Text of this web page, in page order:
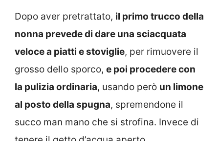
Dopo aver pretrattato, il primo trucco della
nonna prevede di dare una sciacquata
veloce a piatti e stoviglie, per rimuovere il
grosso dello sporco, e poi procedere con
la pulizia ordinaria, usando però un limone
al posto della spugna, spremendone il
succo man mano che si strofina. Invece di